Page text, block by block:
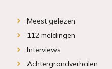
Meest gelezen
112 meldingen
Interviews
Achtergrondverhalen